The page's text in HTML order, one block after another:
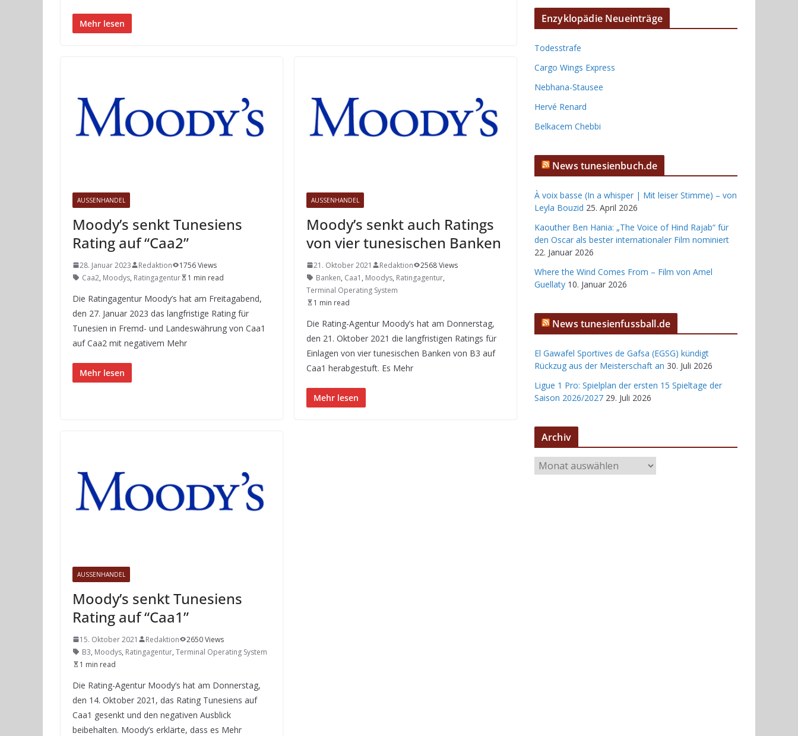
Mehr lesen
AUSSENHANDEL
Moody’s senkt Tunesiens
Rating auf “Caa2”
28. Januar 2023 Redaktion
1756 Views
Caa2, Moodys, Ratingagentur 1 min read
Die Ratingagentur Moody’s hat am Freitagabend,
den 27. Januar 2023 das langfristige Rating für
Tunesien in Fremd- und Landeswährung von Caa1
auf Caa2 mit negativem Mehr
Mehr lesen
AUSSENHANDEL
Moody’s senkt auch Ratings
von vier tunesischen Banken
21. Oktober 2021 Redaktion
2568 Views
Banken, Caa1 , Moodys, Ratingagentur,
Terminal Operating System
1 min read
Die Rating-Agentur Moody’s hat am Donnerstag,
den 21. Oktober 2021 die langfristigen Ratings für
Einlagen von vier tunesischen Banken von B3 auf
Caa1 herabgestuft. Es Mehr
Mehr lesen
AUSSENHANDEL
Moody’s senkt Tunesiens
Rating auf “Caa1”
15. Oktober 2021 Redaktion
2650 Views
B3, Moodys, Ratingagentur, Terminal Operating System
1 min read
Die Rating-Agentur Moody’s hat am Donnerstag,
den 14. Oktober 2021, das Rating Tunesiens auf
Caa1 gesenkt und den negativen Ausblick
beibehalten. Moody’s erklärte, dass es Mehr
Enzyklopädie Neueinträge
Todesstrafe
Cargo Wings Express
Nebhana-Stausee
Hervé Renard
Belkacem Chebbi
News tunesienbuch.de
À voix basse (In a whisper | Mit leiser Stimme) – von
Leyla Bouzid 25. April 2026
Kaouther Ben Hania: „The Voice of Hind Rajab“ für
den Oscar als bester internationaler Film nominiert
22. Januar 2026
Where the Wind Comes From – Film von Amel
Guellaty 10. Januar 2026
News tunesienfussball.de
El Gawafel Sportives de Gafsa (EGSG) kündigt
Rückzug aus der Meisterschaft an 30. Juli 2026
Ligue 1 Pro: Spielplan der ersten 15 Spieltage der
Saison 2026/2027 29. Juli 2026
Archiv
r